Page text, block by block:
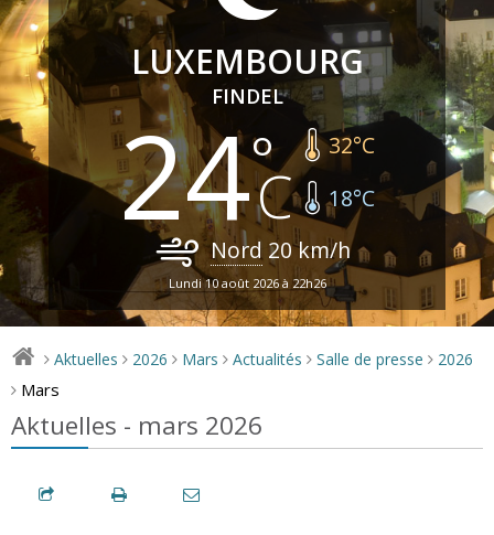
LUXEMBOURG
FINDEL
24 32°C
18°C
Nord 20km/h
Lundi 10 août 2026 à 22h26
> Aktuelles > 2026 > Mars > Actualités > Salle de presse > 2026
> Mars
Aktuelles - mars 2026